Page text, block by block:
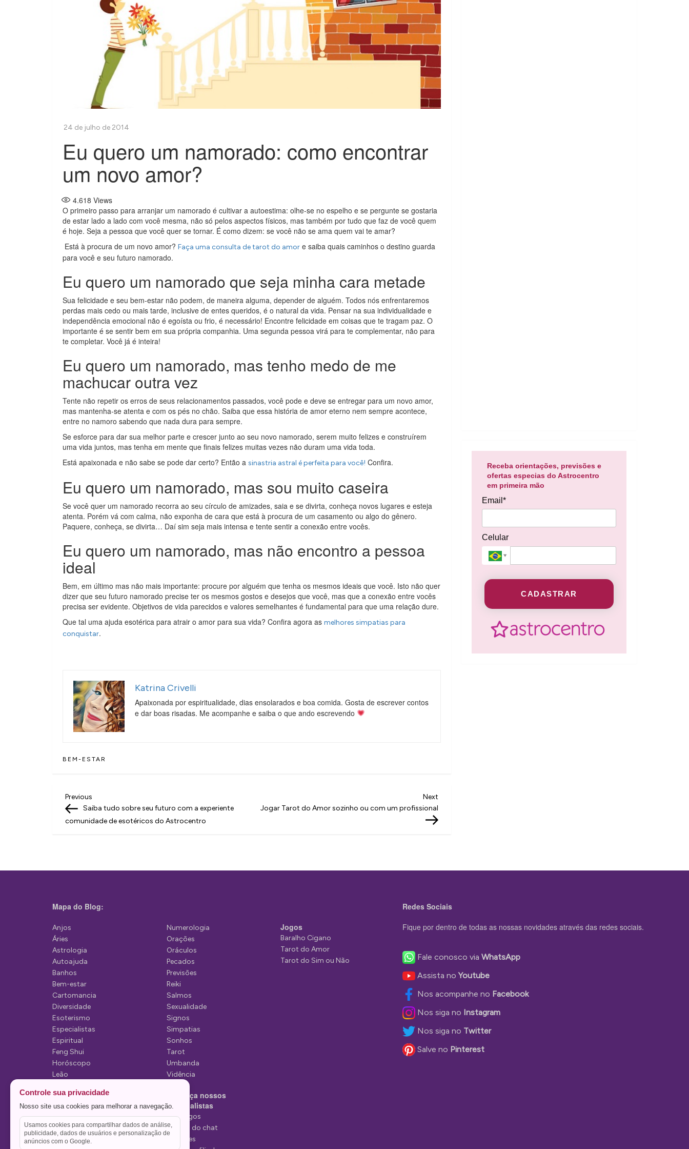
Eu quero um namorado: como encontrar
um novo amor?
4.618 Views
O primeiro passo para arranjar um namorado é cultivar a autoestima: olhe-se no espelho e se pergunte se gostaria
de estar lado a lado com você mesma, não só pelos aspectos físicos, mas também por tudo que faz de você quem
é hoje. Seja a pessoa que você quer se tornar. É como dizem: se você não se ama quem vai te amar?
Está à procura de um novo amor? Faça uma consulta de tarot do amor e saiba quais caminhos o destino guarda
para você e seu futuro namorado.
Eu quero um namorado que seja minha cara metade
Sua felicidade e seu bem-estar não podem, de maneira alguma, depender de alguém. Todos nós enfrentaremos
perdas mais cedo ou mais tarde, inclusive de entes queridos, é o natural da vida. Pensar na sua individualidade e
independência emocional não é egoísta ou frio, é necessário! Encontre felicidade em coisas que te tragam paz. O
importante é se sentir bem em sua própria companhia. Uma segunda pessoa virá para te complementar, não para
te completar. Você já é inteira!
Eu quero um namorado, mas tenho medo de me
machucar outra vez
Tente não repetir os erros de seus relacionamentos passados, você pode e deve se entregar para um novo amor,
mas mantenha-se atenta e com os pés no chão. Saiba que essa história de amor eterno nem sempre acontece,
entre no namoro sabendo que nada dura para sempre.
Se esforce para dar sua melhor parte e crescer junto ao seu novo namorado, serem muito felizes e construírem
uma vida juntos, mas tenha em mente que finais felizes muitas vezes não duram uma vida toda.
Está apaixonada e não sabe se pode dar certo? Então a sinastria astral é perfeita para você! Confira.
Eu quero um namorado, mas sou muito caseira
Se você quer um namorado recorra ao seu círculo de amizades, saia e se divirta, conheça novos lugares e esteja
atenta. Porém vá com calma, não exponha de cara que está à procura de um casamento ou algo do gênero.
Paquere, conheça, se divirta… Daí sim seja mais intensa e tente sentir a conexão entre vocês.
Eu quero um namorado, mas não encontro a pessoa
ideal
Bem, em último mas não mais importante: procure por alguém que tenha os mesmos ideais que você. Isto não quer
dizer que seu futuro namorado precise ter os mesmos gostos e desejos que você, mas que a conexão entre vocês
precisa ser evidente. Objetivos de vida parecidos e valores semelhantes é fundamental para que uma relação dure.
Que tal uma ajuda esotérica para atrair o amor para sua vida? Confira agora as melhores simpatias para
conquistar.
Katrina Crivelli
Apaixonada por espiritualidade, dias ensolarados e boa comida. Gosta de escrever contos
e dar boas risadas. Me acompanhe e saiba o que ando escrevendo
BEM-ESTAR
N
a
g
ç
o
d
e
P
o
s
t
Previous
Post
Previous
Saiba tudo sobre seu futuro com a experiente
comunidade de esotéricos do Astrocentro
Next
Jogar Tarot do Amor sozinho ou com um profissional
Receba orientações, previsões e
ofertas especias do Astrocentro
em primeira mão
Email*
Celular
CADASTRAR
Mapa do Blog:
Anjos
Áries
Astrologia
Autoajuda
Banhos
Bem-estar
Cartomancia
Diversidade
Esoterismo
Especialistas
Espiritual
Feng Shui
Horóscopo
Leão
Mediunidade
Mensagens
Numerologia
Orações
Oráculos
Pecados
Previsões
Reiki
Salmos
Sexualidade
Signos
Simpatias
Sonhos
Tarot
Umbanda
Vidência
Conheça nossos
Especialistas
Tarólogos
Estelas do chat
Videntes
Jogos
Baralho Cigano
Tarot do Amor
Tarot do Sim ou Não
Redes Sociais
Fique por dentro de todas as nossas novidades através das redes sociais.
Fale conosco via WhatsApp
Assista noYoutube
Nos acompanhe no Facebook
Nos siga no Instagram
Nos siga no Twitter
Salve no Pinterest
Controle sua privacidade
Nosso site usa cookies para melhorar a navegação.
Usamos cookies para compartilhar dados de análise,
publicidade, dados de usuários e personalização de
anúncios com o Google.